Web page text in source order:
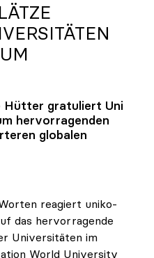
Hütter gratuliert Uni
hervorragenden
globalen
reagiert uniko-
das hervorragende
Universitäten im
World University